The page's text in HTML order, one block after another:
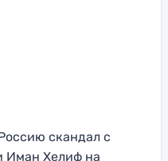
скандал с
Иман Хелиф на